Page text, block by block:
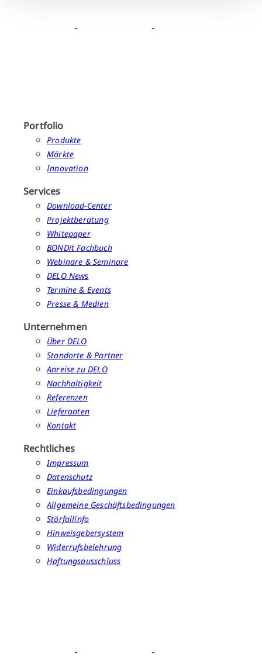
Portfolio
Produkte
Märkte
Innovation
Services
Download-Center
Projektberatung
Whitepaper
BONDit Fachbuch
Webinare & Seminare
DELO News
Termine & Events
Presse & Medien
Unternehmen
Über DELO
Standorte & Partner
Anreise zu DELO
Nachhaltigkeit
Referenzen
Lieferanten
Kontakt
Rechtliches
Impressum
Datenschutz
Einkaufsbedingungen
Allgemeine Geschäftsbedingungen
Störfallinfo
Hinweisgebersystem
Widerrufsbelehrung
Haftungsausschluss